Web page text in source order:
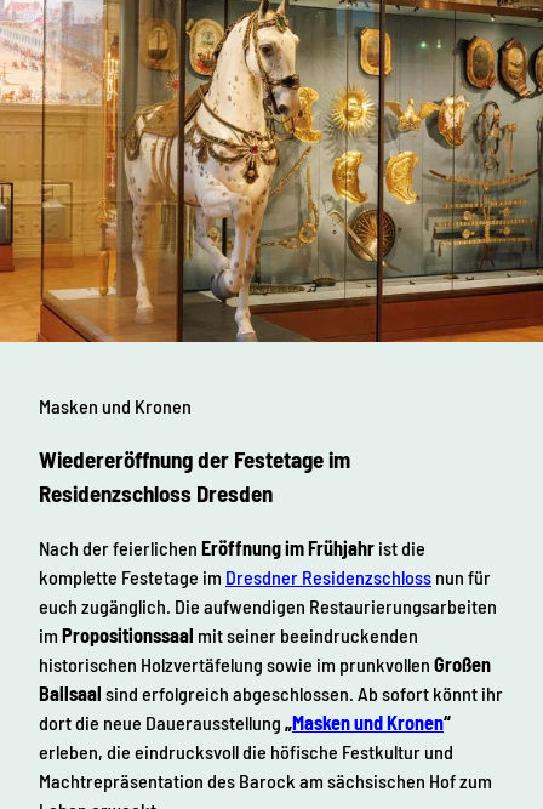
Masken und Kronen
Wiedereröffnung der Festetage im
Residenzschloss Dresden
Nach der feierlichen Eröffnung im Frühjahr ist die
komplette Festetage im Dresdner Residenzschloss nun für
euch zugänglich. Die aufwendigen Restaurierungsarbeiten
im Propositionssaal mit seiner beeindruckenden
historischen Holzvertäfelung sowie im prunkvollen Großen
Ballsaal sind erfolgreich abgeschlossen. Ab sofort könnt ihr
dort die neue Dauerausstellung „Masken und Kronen“
erleben, die eindrucksvoll die höfische Festkultur und
Machtrepräsentation des Barock am sächsischen Hof zum